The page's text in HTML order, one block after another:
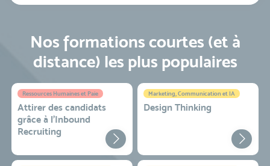
Nos formations courtes (et à
distance) les plus populaires
Ressources Humaines et Paie
Attirer des candidats
grâce à l’Inbound
Recruiting
Marketing, Communication et IA
Design Thinking